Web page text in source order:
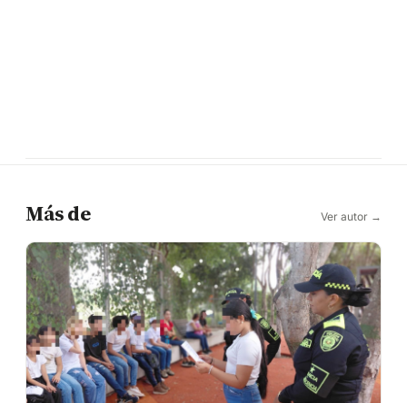
Más de Ver autor →